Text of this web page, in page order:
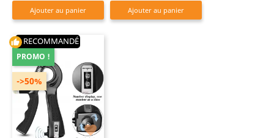
Ajouter au panier Ajouter au panier

thumb_up RECOMMANDÉ
PROMO !
->50%